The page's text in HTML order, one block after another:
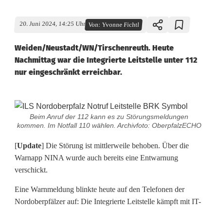
20. Juni 2024, 14:25 Uhr Von: Yvonne Fichtl
Weiden/Neustadt/WN/Tirschenreuth. Heute
Nachmittag war die Integrierte Leitstelle unter 112
nur eingeschränkt erreichbar.
[
U
p
d
t
Beim Anruf der 112 kann es zu Störungsmeldungen
kommen. Im Notfall 110 wählen. Archivfoto: OberpfalzECHO
[Update] Die Störung ist mittlerweile behoben. Über die
Warnapp NINA wurde auch bereits eine Entwarnung
verschickt.
Eine Warnmeldung blinkte heute auf den Telefonen der
Nordoberpfälzer auf: Die Integrierte Leitstelle kämpft mit IT-